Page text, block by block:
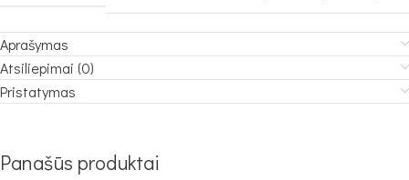
Aprašymas
Atsiliepimai (0)
Pristatymas
Panašūs produktai